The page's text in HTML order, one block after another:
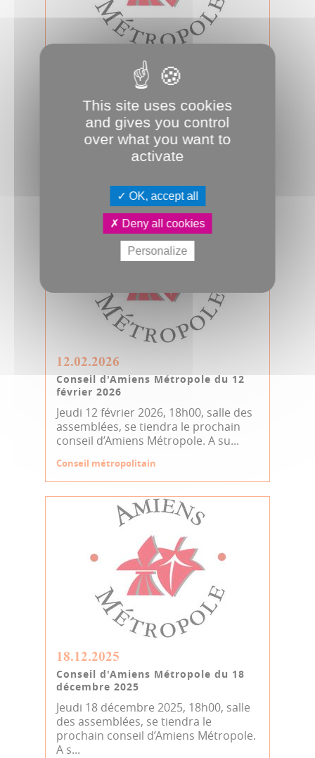
Conseil d'Amiens Métropole du 7
avril 2026
Mardi 7 avril 2026, 17h00, salle des
assemblées, se tiendra le prochain
conseil d’Amiens Métropole. A suivr...
12.02.2026
Conseil d'Amiens Métropole du 12
février 2026
Jeudi 12 février 2026, 18h00, salle des
assemblées, se tiendra le prochain
conseil d’Amiens Métropole. A su...
Conseil métropolitain
18.12.2025
Conseil d'Amiens Métropole du 18
décembre 2025
Jeudi 18 décembre 2025, 18h00, salle
des assemblées, se tiendra le
prochain conseil d’Amiens Métropole.
A s...
This site uses cookies
and gives you control
over what you want to
activate
OK, accept all
Deny all cookies
Personalize